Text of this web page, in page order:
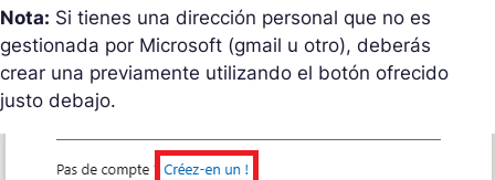
Nota: Si tienes una dirección personal que no es
gestionada por Microsoft (gmail u otro), deberás
crear una previamente utilizando el botón ofrecido
justo debajo.